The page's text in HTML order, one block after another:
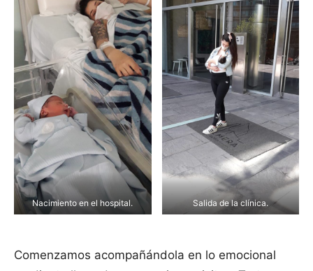
Nacimiento en el hospital. Salida de la clínica.
Comenzamos acompañándola en lo emocional